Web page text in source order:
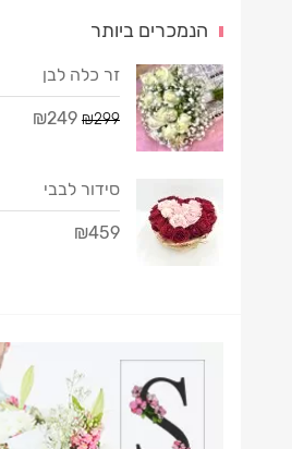
הנמכרים ביותר
זר כלה לבן
₪299
₪249
סידור לבבי
₪459